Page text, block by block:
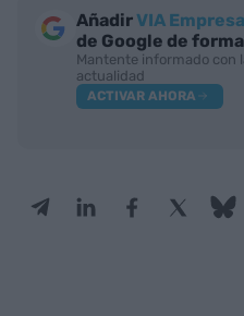
AñadirVIA Empresa
de Google de
Mantente informado con
actualidad
ACTIVAR AHORA